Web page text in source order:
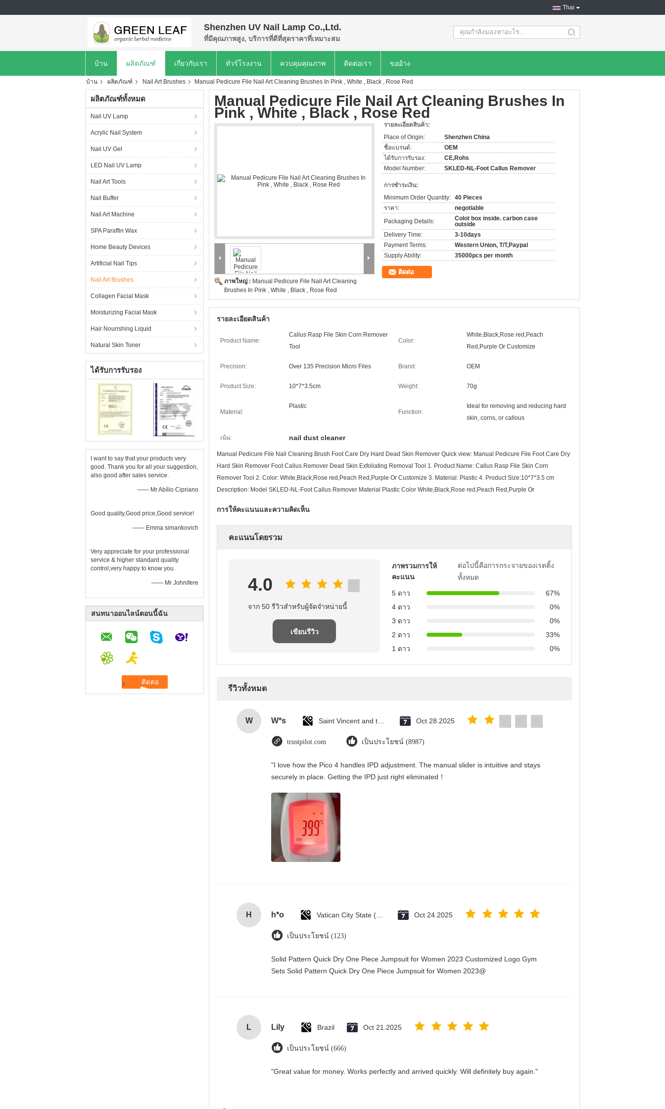
Thai
Shenzhen UV Nail Lamp Co.,Ltd.
ที่มีคุณภาพสูง, บริการที่ดีที่สุดราคาที่เหมาะสม search
บ้าน ผลิตภัณฑ์ เกี่ยวกับเรา ทัวร์โรงงาน ควบคุมคุณภาพ ติดต่อเรา ขออ้าง
บ้าน ผลิตภัณฑ์ Nail Art Brushes Manual Pedicure File Nail Art Cleaning Brushes In Pink , White , Black , Rose Red
ผลิตภัณฑ์ทั้งหมด
Nail UV Lamp
Acrylic Nail System
Nail UV Gel
LED Nail UV Lamp
Nail Art Tools
Nail Buffer
Nail Art Machine
SPA Paraffin Wax
Home Beauty Devices
Artificial Nail Tips
Nail Art Brushes
Collagen Facial Mask
Moisturizing Facial Mask
Hair Nourishing Liquid
Natural Skin Toner
ได้รับการรับรอง
I want to say that your products very
good. Thank you for all your suggestion,
also good after sales service.
—— Mr Abílio Cipriano
Good quality,Good price,Good service!
—— Emma simankovich
Very appreciate for your professional
service & higher standard quality
control,very happy to know you.
—— Mr Johnifere
สนทนาออนไลน์ตอนนี้ฉัน
Manual Pedicure File Nail Art Cleaning Brushes In
Pink , White , Black , Rose Red
ภาพใหญ่ : Manual Pedicure File Nail Art Cleaning
Brushes In Pink , White , Black , Rose Red
รายละเอียดสินค้า:
Place of Origin:
Shenzhen China
ชื่อแบรนด์:
OEM
ได้รับการรับรอง:
CE,Rohs
Model Number:
SKLED-NL-Foot Callus Remover
การชำระเงิน:
Minimum Order Quantity: 40 Pieces
ราคา:
negotiable
Packaging Details:
Colot box inside. carbon case
outside
Delivery Time:
3-10days
Payment Terms:
Western Union, T/T,Paypal
Supply Ability:
35000pcs per month
ติดต่อ
รายละเอียดสินค้า
Product Name:
Callus Rasp File Skin Corn Remover
Tool
Color:
White,Black,Rose red,Peach
Red,Purple Or Customize
Precision: Over 135 Precision Micro Files Brand: OEM
Product Size: 10*7*3.5cm Weight: 70g
Material:
Plastic
Function:
Ideal for removing and reducing hard
skin, corns, or callous
เน้น: nail dust cleaner
Manual Pedicure File Nail Cleaning Brush Foot Care Dry Hard Dead Skin Remover Quick view: Manual Pedicure File Foot Care Dry
Hard Skin Remover Foot Callus Remover Dead Skin Exfoliating Removal Tool 1. Product Name: Callus Rasp File Skin Corn
Remover Tool 2. Color: White,Black,Rose red,Peach Red,Purple Or Customize 3. Material: Plastic 4. Product Size:10*7*3.5 cm
Description: Model SKLED-NL-Foot Callus Remover Material Plastic Color White,Black,Rose red,Peach Red,Purple Or
การให้คะแนนและความคิดเห็น
คะแนนโดยรวม
4.0
จาก 50 รีวิวสําหรับผู้จัดจําหน่ายนี้
เขียนรีวิว
ภาพรวมการให้
คะแนน
ต่อไปนี้คือการกระจายของเรตติ้ง
ทั้งหมด
5 ดาว
67%
4 ดาว
0%
3 ดาว
0%
2 ดาว
33%
1 ดาว
0%
รีวิวทั้งหมด
W W*s Oct 28.2025
trustpilot.com เป็นประโยชน์ (8987)
"I love how the Pico 4 handles IPD adjustment. The manual slider is intuitive and stays
securely in place. Getting the IPD just right eliminated！
H h*o Oct 24.2025
เป็นประโยชน์ (123)
Solid Pattern Quick Dry One Piece Jumpsuit for Women 2023 Customized Logo Gym
Sets Solid Pattern Quick Dry One Piece Jumpsuit for Women 2023@
L Lily Brazil Oct 21.2025
เป็นประโยชน์ (666)
"Great value for money. Works perfectly and arrived quickly. Will definitely buy again."